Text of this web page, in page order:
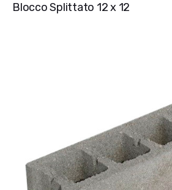
Blocco Splittato 12 x 12